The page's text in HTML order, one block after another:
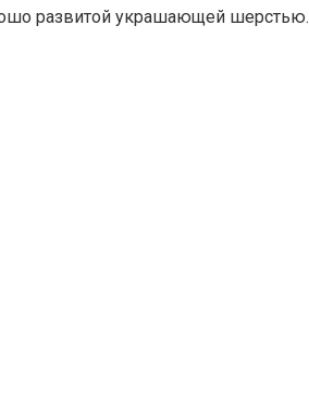
развитой украшающей шерстью.